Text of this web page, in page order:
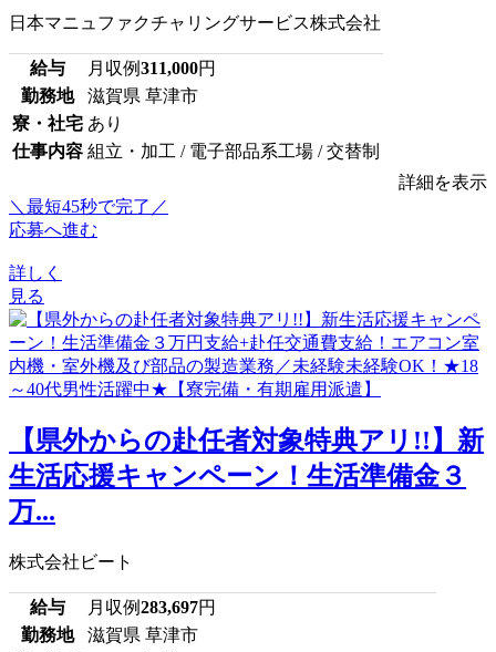
日本マニュファクチャリングサービス株式会社
給与 月収例311,000円
勤務地
滋賀県 草津市
寮・社宅 あり
仕事内容 組立・加工 / 電子部品系工場 / 交替制
詳細を表示
＼最短45秒で完了／
応募へ進む
詳しく
見る
【県外からの赴任者対象特典アリ!!】新
生活応援キャンペーン！生活準備金３
万...
株式会社ビート
給与 月収例283,697円
勤務地
滋賀県 草津市